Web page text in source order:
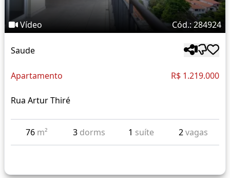
Vídeo Cód.: 284924
Saude
Apartamento R$ 1.219.000
Rua Artur Thiré
76 m² 3 dorms 1 suíte 2vagas